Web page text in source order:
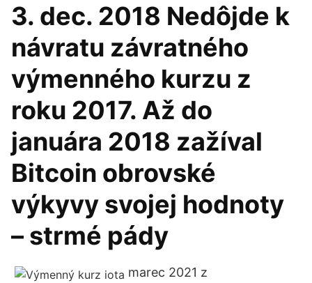
3. dec. 2018 Nedôjde k
návratu závratného
výmenného kurzu z
roku 2017. Až do
januára 2018 zažíval
Bitcoin obrovské
výkyvy svojej hodnoty
– strmé pády
marec 2021 z